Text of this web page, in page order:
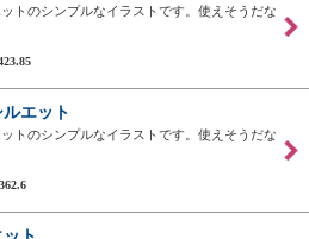
トのシンプルなイラストです。使えそうだな
エット
トのシンプルなイラストです。使えそうだな
362.6